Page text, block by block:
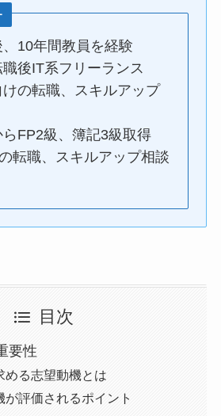
、10年間教員を経験
職後IT系フリーランス
けの転職、スキルアップ
らFP2級、簿記3級取得
転職、スキルアップ相談
目次
要性
める志望動機とは
が評価されるポイント